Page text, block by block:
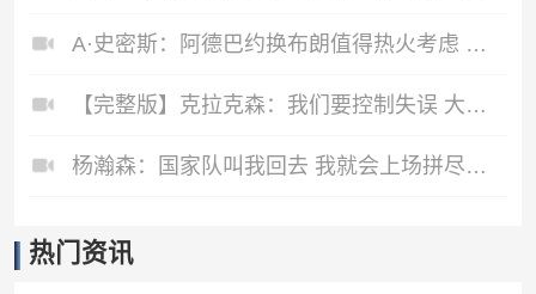
A·史密斯：阿德巴约换布朗值得热火考虑 但这会伤了阿德巴约的心
【完整版】克拉克森：我们要控制失误 大桥：我们打得缺少侵略性
杨瀚森：国家队叫我回去 我就会上场拼尽全力去贡献一份力量！
热门资讯